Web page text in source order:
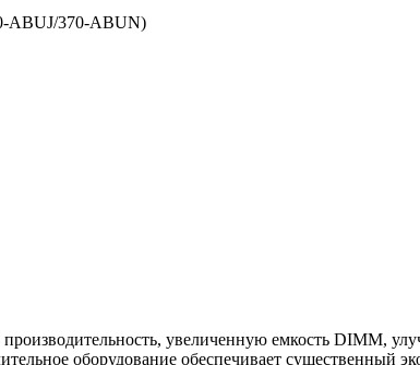
ABUJ/370-ABUN)
увеличенную емкость DIMM,
оборудование обеспечивает